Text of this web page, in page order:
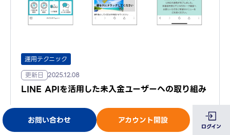
運用テクニック
更新日
2025.12.08
LINE APIを活用した未入金ユーザーへの取り組み
お問い合わせ アカウント開設
ログイン